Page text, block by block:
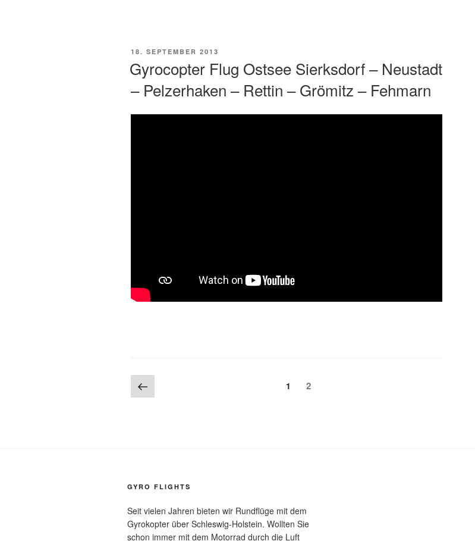
18. SEPTEMBER 2013
Gyrocopter Flug Ostsee Sierksdorf – Neustadt
– Pelzerhaken – Rettin – Grömitz – Fehmarn
1 2
GYRO FLIGHTS
Seit vielen Jahren bieten wir Rundflüge mit dem
Gyrokopter über Schleswig-Holstein. Wollten Sie
schon immer mit dem Motorrad durch die Luft